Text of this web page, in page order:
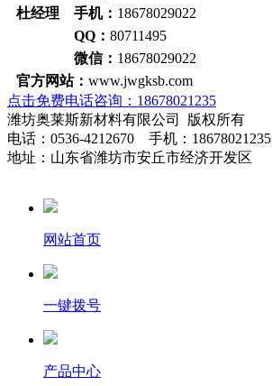
杜经理 手机： 18678029022
QQ： 80711495
微信： 18678029022
官方网站： www.jwgksb.com
点击免费电话咨询：18678021235
潍坊奥莱斯新材料有限公司 版权所有
电话：0536-4212670 手机：18678021235
地址：山东省潍坊市安丘市经济开发区
网站首页
一键拨号
产品中心